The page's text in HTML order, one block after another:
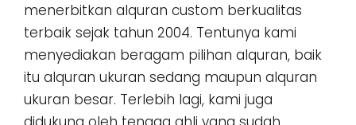
menerbitkan alquran custom berkualitas
terbaik sejak tahun 2004. Tentunya kami
menyediakan beragam pilihan alquran, baik
itu alquran ukuran sedang maupun alquran
ukuran besar. Terlebih lagi, kami juga